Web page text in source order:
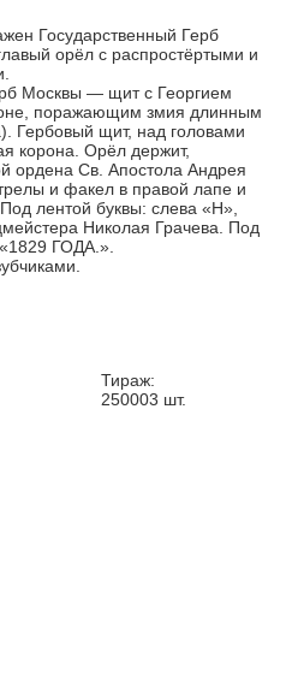
Государственный Герб
орёл с распростёртыми и
Москвы — щит с Георгием
поражающим змия длинным
Гербовый щит, над головами
корона. Орёл держит,
ордена Св. Апостола Андрея
и факел в правой лапе и
лентой буквы: слева «Н»,
Николая Грачева. Под
ГОДА.».
Тираж:
250003 шт.